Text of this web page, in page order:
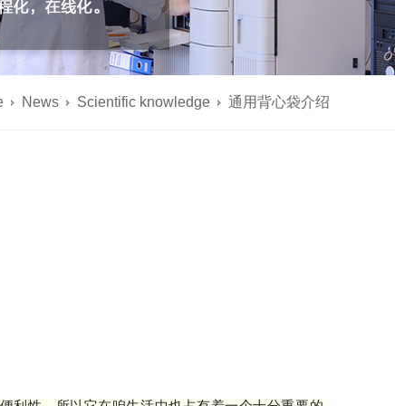
News Scientific knowledge 通用背心袋介绍